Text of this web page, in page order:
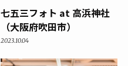
七五三フォト at 高浜神社
（大阪府吹田市）
2023.10.04